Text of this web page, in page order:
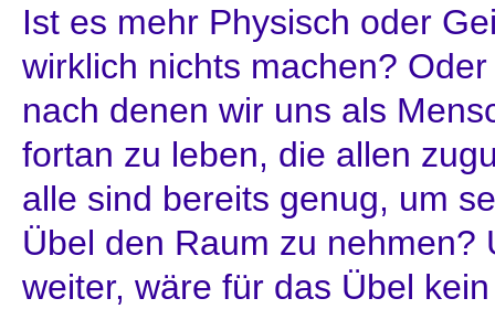
Ist es mehr Physisch oder
wirklich nichts machen?
nach denen wir uns als
fortan zu leben, die allen
alle sind bereits genug, um
Übel den Raum zu nehmen?
weiter, wäre für das Übel